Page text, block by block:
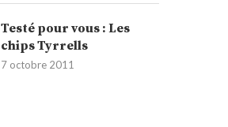
Testé pour vous : Les
chips Tyrrells
7 octobre 2011